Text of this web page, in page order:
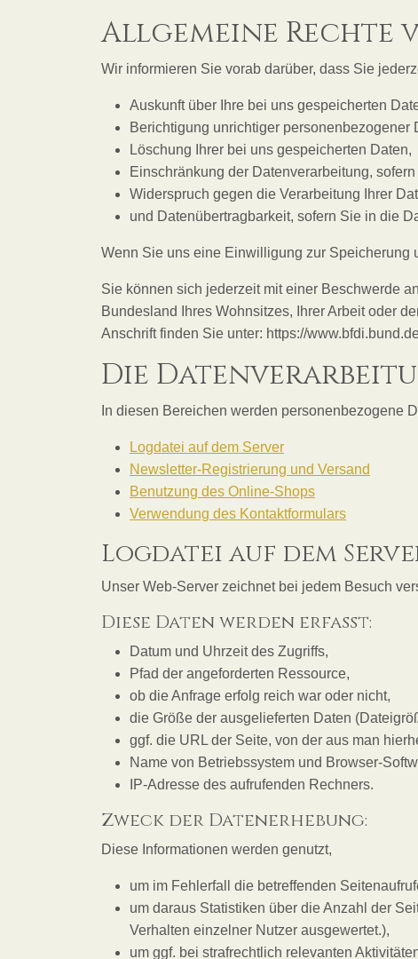
Allgemeine Rechte
Wir informieren Sie vorab darüber, dass Sie
Auskunft über Ihre bei uns gespeicherten
Berichtigung unrichtiger personenbezogener
Löschung Ihrer bei uns gespeicherten Daten,
Einschränkung der Datenverarbeitung,
Widerspruch gegen die Verarbeitung Ihrer
und Datenübertragbarkeit, sofern Sie in die
Wenn Sie uns eine Einwilligung zur Speicherung
Sie können sich jederzeit mit einer Beschwerde
Bundesland Ihres Wohnsitzes, Ihrer Arbeit oder
Anschrift finden Sie unter: https://
Die
In diesen Bereichen werden personenbezogene
Logdatei auf dem Server
Newsletter-Registrierung und Versand
Benutzung des Online-Shops
Verwendung des Kontaktformulars
Logdatei auf dem
Unser Web-Server zeichnet bei jedem Besuch
Diese Daten werden erfasst:
Datum und Uhrzeit des Zugriffs,
Pfad der angeforderten Ressource,
ob die Anfrage erfolg reich war oder nicht,
die Größe der ausgelieferten Daten
ggf. die URL der Seite, von der aus man
Name von Betriebssystem und Browser-
IP-Adresse des aufrufenden Rechners.
Zweck der Datenerhebung:
Diese Informationen werden genutzt,
um im Fehlerfall die betreffenden
um daraus Statistiken über die Anzahl der
Verhalten einzelner Nutzer ausgewertet.),
um ggf. bei strafrechtlich relevanten